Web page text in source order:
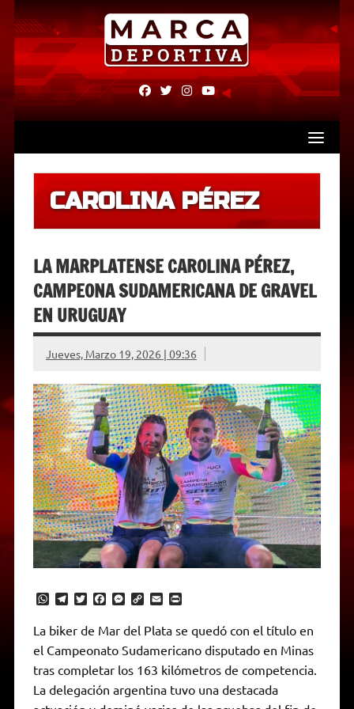
Skip
content
fab
fa-
fab
fa-
fab fab
CAROLINA PÉREZ
LA MARPLATENSE CAROLINA PÉREZ,
CAMPEONA SUDAMERICANA DE GRAVEL
EN URUGUAY
Jueves, Marzo 19, 2026 | 09:36
W
a
t
s
p
p
T
e
g
a
m
T
i
t
t
e
r
F
c
e
b
o
k
M
s
s
e
g
e
r
C
p
y
L
n
k
E
a
i
l
P
n
t
r
i
La biker de Mar del Plata se quedó con el título en
el Campeonato Sudamericano disputado en Minas
tras completar los 163 kilómetros de competencia.
La delegación argentina tuvo una destacada